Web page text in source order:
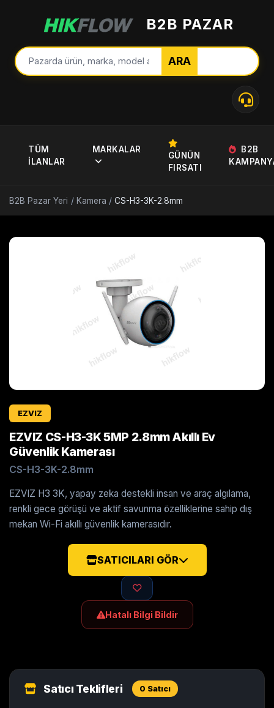
B2B PAZAR
ARA
TÜM
İLANLAR
MARKALAR
GÜNÜN
FIRSATI
B2B
B2B Pazar Yeri / Kamera / CS-H3-3K-2.8mm
EZVIZ
EZVIZ CS-H3-3K 5MP 2.8mm Akıllı Ev
Güvenlik Kamerası
CS-H3-3K-2.8mm
EZVIZ H3 3K, yapay zeka destekli insan ve araç algılama,
renkli gece görüşü ve aktif savunma özelliklerine sahip dış
mekan Wi-Fi akıllı güvenlik kamerasıdır.
SATICILARI GÖR
Hatalı Bilgi Bildir
Satıcı Teklifleri 0 Satıcı